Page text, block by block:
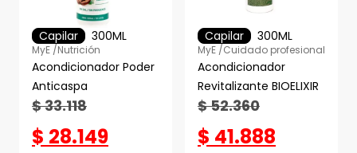
Capilar 300ML
MyE /Nutrición
Acondicionador Poder
Anticaspa
$33.118
$ 28.149
Capilar 300ML
MyE /Cuidado profesional
Acondicionador
Revitalizante BIOELIXIR
$52.360
$ 41.888